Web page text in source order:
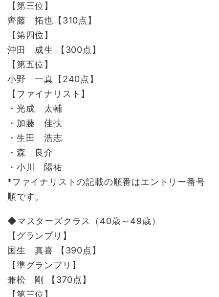
【第三位】
齊藤 拓也【310点】
【第四位】
沖田 成生 【300点】
【第五位】
小野 一真【240点】
【ファイナリスト】
・光成 太輔
・加藤 佳扶
・生田 浩志
・森 良介
・小川 陽祐
*ファイナリストの記載の順番はエントリー番号
順です。
◆マスターズクラス（40歳～49歳）
【グランプリ】
国生 真喜 【390点】
【準グランプリ】
兼松 剛 【370点】
【第三位】